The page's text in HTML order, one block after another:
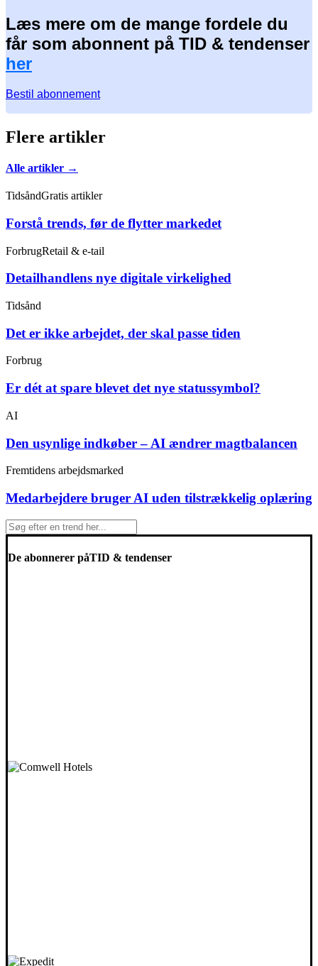
Læs mere om de mange fordele du
får som abonnent på TID & tendenser
her
Bestil abonnement
Flere artikler
Alle artikler →
TidsåndGratis artikler
Forstå trends, før de flytter markedet
ForbrugRetail & e-tail
Detailhandlens nye digitale virkelighed
Tidsånd
Det er ikke arbejdet, der skal passe tiden
Forbrug
Er dét at spare blevet det nye statussymbol?
AI
Den usynlige indkøber – AI ændrer magtbalancen
Fremtidens arbejdsmarked
Medarbejdere bruger AI uden tilstrækkelig oplæring
De abonnerer påTID & tendenser